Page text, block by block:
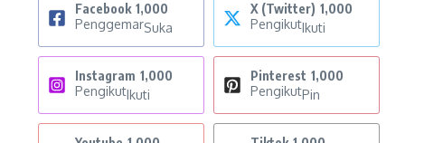
Facebook 1,000
PenggemarSuka
X (Twitter) 1,000
PengikutIkuti
Instagram 1,000
PengikutIkuti
Pinterest 1,000
PengikutPin